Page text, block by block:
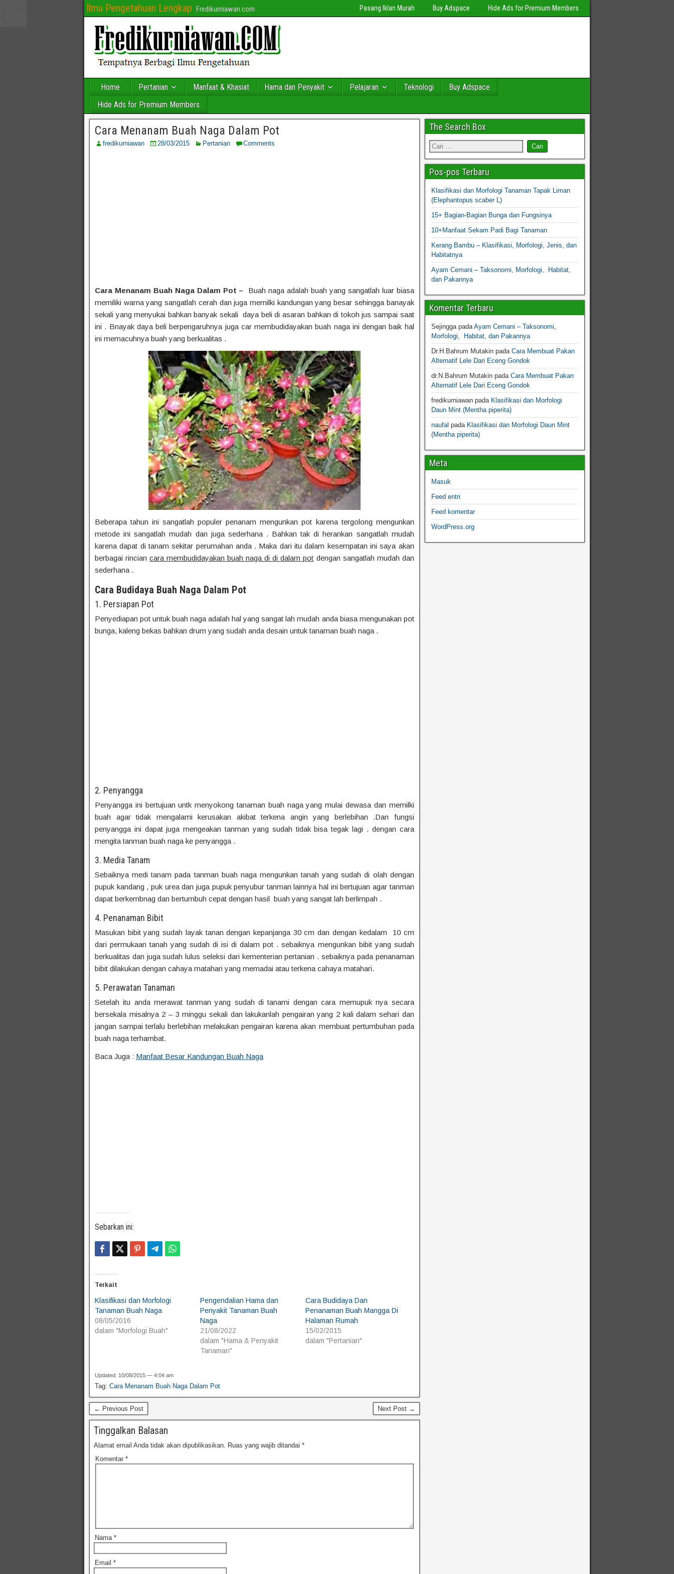
Ilmu Pengetahuan Lengkap Fredikurniawan.com Pasang Iklan Murah Buy Adspace Hide Ads for Premium Members
Home Pertanian Manfaat & Khasiat Hama dan Penyakit Pelajaran Teknologi
Buy Adspace
Hide Ads for Premium Members
Cara Menanam Buah Naga Dalam Pot
fredikurniawan 28/03/2015 Pertanian Comments
Cara Menanam Buah Naga Dalam Pot –
Buah naga adalah buah yang sangatlah luar biasa
memiliki warna yang sangatlah cerah dan juga memilki kandungan yang besar sehingga banayak
sekali yang menyukai bahkan banyak sekali daya beli di asaran bahkan di tokoh jus sampai saat
ini . Bnayak daya beli berpengaruhnya juga car membudidayakan buah naga ini dengan baik hal
ini memacuhnya buah yang berkualitas .
Beberapa tahun ini sangatlah populer penanam mengunkan pot karena tergolong mengunkan
metode ini sangatlah mudah dan juga sederhana . Bahkan tak di herankan sangatlah mudah
karena dapat di tanam sekitar perumahan anda . Maka dari itu dalam kesempatan ini saya akan
berbagai rinciancara membudidayakan buah naga di di dalam pot dengan sangatlah mudah dan
sederhana .
Cara Budidaya Buah Naga Dalam Pot
1. Persiapan Pot
Penyediapan pot untuk buah naga adalah hal yang sangat lah mudah anda biasa mengunakan pot
bunga, kaleng bekas bahkan drum yang sudah anda desain untuk tanaman buah naga .
2. Penyangga
Penyangga ini bertujuan untk menyokong tanaman buah naga yang mulai dewasa dan memilki
buah agar tidak mengalami kerusakan akibat terkena angin yang berlebihan .Dan fungsi
penyangga ini dapat juga mengeakan tanman yang sudah tidak bisa tegak lagi . dengan cara
mengita tanman buah naga ke penyangga .
3. Media Tanam
Sebaiknya medi tanam pada tanman buah naga mengunkan tanah yang sudah di olah dengan
pupuk kandang , puk urea dan juga pupuk penyubur tanman lainnya hal ini bertujuan agar tanman
dapat berkembnag dan bertumbuh cepat dengan hasil buah yang sangat lah berlimpah .
4. Penanaman Bibit
Masukan bibit yang sudah layak tanan dengan kepanjanga 30 cm dan dengan kedalam 10 cm
dari permukaan tanah yang sudah di isi di dalam pot . sebaiknya mengunkan bibit yang sudah
berkualitas dan juga sudah lulus seleksi dari kementerian pertanian . sebaiknya pada penanaman
bibit dilakukan dengan cahaya matahari yang memadai atau terkena cahaya matahari.
5. Perawatan Tanaman
Setelah itu anda merawat tanman yang sudah di tanami dengan cara memupuk nya secara
bersekala misalnya 2 – 3 minggu sekali dan lakukanlah pengairan yang 2 kali dalam sehari dan
jangan sampai terlalu berlebihan melakukan pengairan karena akan membuat pertumbuhan pada
buah naga terhambat.
Baca Juga : Manfaat Besar Kandungan Buah Naga
Sebarkan ini:
Terkait
Klasifikasi dan Morfologi
Tanaman Buah Naga
08/05/2016
dalam "Morfologi Buah"
Pengendalian Hama dan
Penyakit Tanaman Buah
Naga
21/08/2022
dalam "Hama & Penyakit
Tanaman"
Cara Budidaya Dan
Penanaman Buah Mangga Di
Halaman Rumah
15/02/2015
dalam "Pertanian"
Updated: 10/08/2015 — 4:04 am
Tag: Cara Menanam Buah Naga Dalam Pot
← Previous Post Next Post →
Tinggalkan Balasan
Alamat email Anda tidak akan dipublikasikan. Ruas yang wajib ditandai *
Komentar *
Nama *
Email *
The Search Box
Pos-pos Terbaru
Klasifikasi dan Morfologi Tanaman Tapak Liman
(Elephantopus scaber L)
15+ Bagian-Bagian Bunga dan Fungsinya
10+Manfaat Sekam Padi Bagi Tanaman
Kerang Bambu – Klasifikasi, Morfologi, Jenis, dan
Habitatnya
Ayam Cemani – Taksonomi, Morfologi, Habitat,
dan Pakannya
Komentar Terbaru
SejinggapadaAyam Cemani – Taksonomi,
Morfologi, Habitat, dan Pakannya
Dr.H.Bahrum Mutakinpada Cara Membuat Pakan
Alternatif Lele Dari Eceng Gondok
dr.N.Bahrum Mutakinpada Cara Membuat Pakan
Alternatif Lele Dari Eceng Gondok
fredikurniawanpada Klasifikasi dan Morfologi
Daun Mint (Mentha piperita)
naufal pada Klasifikasi dan Morfologi Daun Mint
(Mentha piperita)
Meta
Masuk
Feed entri
Feed komentar
WordPress.org